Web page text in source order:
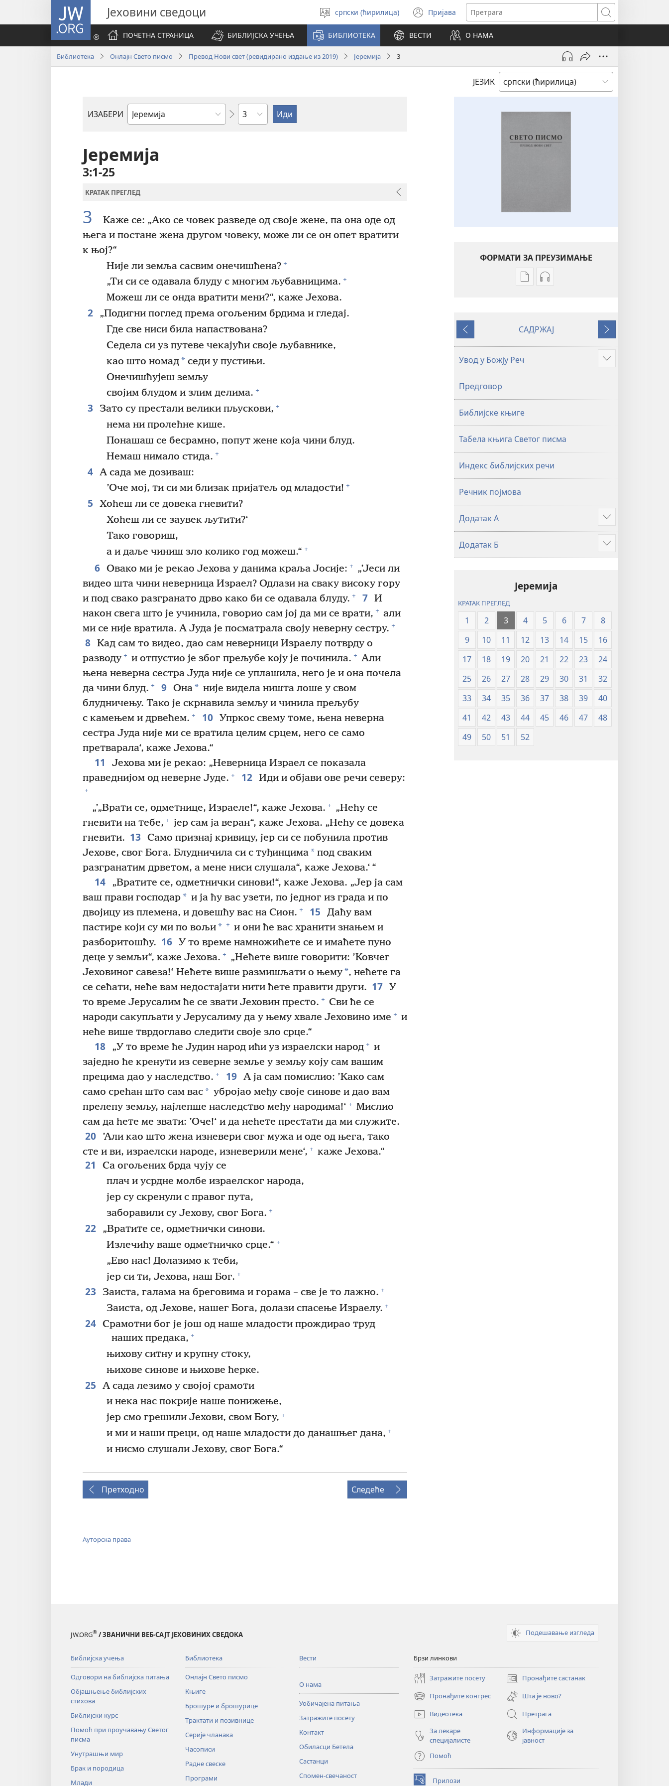
JW.ORG Јеховини сведоци
Изабери
језик
српски (ћирилица) Пријава
(отвара
нови
прозор)
Претрага
ПОЧЕТНА СТРАНИЦА
БИБЛИЈСКА УЧЕЊА БИБЛИОТЕКА ВЕСТИ О НАМА
Библиотека Онлајн Свето писмо Превод Нови свет (ревидирано издање из 2019) Јеремија 3
ЈЕЗИК
ИЗАБЕРИ
Библијска
Поглавље
Јеремија
3:1-25
КРАТАК ПРЕГЛЕД
3
Каже се: „Ако се човек разведе од своје жене, па она оде од
њега и постане жена другом човеку, може ли се он опет вратити
к њој?“
Није ли земља сасвим онечишћена? +
„Ти си се одавала блуду с многим љубавницима. +
Можеш ли се онда вратити мени?“, каже Јехова.
2
„Подигни поглед према огољеним брдима и гледај.
Где све ниси била напаствована?
Седела си уз путеве чекајући своје љубавнике,
као што номад* седи у пустињи.
Онечишћујеш земљу
својим блудом и злим делима. +
3 Зато су престали велики пљускови, +
нема ни пролећне кише.
Понашаш се бесрамно, попут жене која чини блуд.
Немаш нимало стида. +
4 А сада ме дозиваш:
’Оче мој, ти си ми близак пријатељ од младости! +
5
Хоћеш ли се довека гневити?
Хоћеш ли се заувек љутити?‘
Тако говориш,
а и даље чиниш зло колико год можеш.“ +
6 Овако ми је рекао Јехова у данима краља Јосије: + „’Јеси ли
видео шта чини неверница Израел? Одлази на сваку високу гору
и под свако разгранато дрво како би се одавала блуду. + 7 И
након свега што је учинила, говорио сам јој да ми се врати, + али
ми се није вратила. А Јуда је посматрала своју неверну сестру. +
8 Кад сам то видео, дао сам неверници Израелу потврду о
разводу + и отпустио је због прељубе коју је починила. + Али
њена неверна сестра Јуда није се уплашила, него је и она почела
да чини блуд. + 9 Она* није видела ништа лоше у свом
блудничењу. Тако је скрнавила земљу и чинила прељубу
с камењем и дрвећем. + 10 Упркос свему томе, њена неверна
сестра Јуда није ми се вратила целим срцем, него се само
претварала‘, каже Јехова.“
11
Јехова ми је рекао: „Неверница Израел се показала
праведнијом од неверне Јуде. + 12 Иди и објави ове речи северу:
+
„’„Врати се, одметнице, Израеле!“, каже Јехова. + „Нећу се
гневити на тебе, + јер сам ја веран“, каже Јехова. „Нећу се довека
гневити. 13
Само признај кривицу, јер си се побунила против
Јехове, свог Бога. Блудничила си с туђинцима* под сваким
разгранатим дрветом, а мене ниси слушала“, каже Јехова.‘ “
14
„Вратите се, одметнички синови!“, каже Јехова. „Јер ја сам
ваш прави господар* и ја ћу вас узети, по једног из града и по
двојицу из племена, и довешћу вас на Сион. + 15
Даћу вам
пастире који су ми по вољи* + и они ће вас хранити знањем и
разборитошћу. 16 У то време намножићете се и имаћете пуно
деце у земљи“, каже Јехова. + „Нећете више говорити: ’Ковчег
Јеховиног савеза!‘ Нећете више размишљати о њему*, нећете га
се сећати, неће вам недостајати нити ћете правити други. 17 У
то време Јерусалим ће се звати Јеховин престо. + Сви ће се
народи сакупљати у Јерусалиму да у њему хвале Јеховино име + и
неће више тврдоглаво следити своје зло срце.“
18 „У то време ће Јудин народ ићи уз израелски народ + и
заједно ће кренути из северне земље у земљу коју сам вашим
прецима дао у наследство. + 19 А ја сам помислио: ’Како сам
само срећан што сам вас* убројао међу своје синове и дао вам
прелепу земљу, најлепше наследство међу народима!‘ + Мислио
сам да ћете ме звати: ’Оче!‘ и да нећете престати да ми служите.
20
’Али као што жена изневери свог мужа и оде од њега, тако
сте и ви, израелски народе, изневерили мене‘, + каже Јехова.“
21
Са огољених брда чују се
плач и усрдне молбе израелског народа,
јер су скренули с правог пута,
заборавили су Јехову, свог Бога. +
22
„Вратите се, одметнички синови.
Излечићу ваше одметничко срце.“ +
„Ево нас! Долазимо к теби,
јер си ти, Јехова, наш Бог. +
23 Заиста, галама на бреговима и горама – све је то лажно. +
Заиста, од Јехове, нашег Бога, долази спасење Израелу. +
24 Срамотни бог је још од наше младости прождирао труд
наших предака, +
њихову ситну и крупну стоку,
њихове синове и њихове ћерке.
25
А сада лезимо у својој срамоти
и нека нас покрије наше понижење,
јер смо грешили Јехови, свом Богу, +
и ми и наши преци, од наше младости до данашњег дана, +
и нисмо слушали Јехову, свог Бога.“
Претходно Следеће
Ауторска права
ФОРМАТИ ЗА ПРЕУЗИМАЊЕ
Формати
публикација
свет
издање
из
2019)
Формати
садржаја
свет
издање
из
2019)
Претходно
САДРЖАЈ
Следеће
Увод у Божју Реч Више
Предговор
Библијске књиге
Табела књига Светог писма
Индекс библијских речи
Речник појмова
Додатак А Више
Додатак Б Више
Јеремија
КРАТАК ПРЕГЛЕД
1 2 3 4 5 6 7
8
9
10 11 12 13 14 15
16
17
18 19 20 21 22 23
24
25
26 27 28 29 30 31
32
33
34 35 36 37 38 39
40
41
42 43 44 45 46 47
48
49
50 51 52
JW.ORG® / ЗВАНИЧНИ ВЕБ-САЈТ ЈЕХОВИНИХ СВЕДОКА Подешавање изгледа
Библијска учења
Одговори на библијска питања
Објашњење библијских
стихова
Библијски курс
Помоћ при проучавању Светог
писма
Унутрашњи мир
Брак и породица
Млади
Библиотека
Онлајн Свето писмо
Књиге
Брошуре и брошурице
Трактати и позивнице
Серије чланака
Часописи
Радне свеске
Програми
Вести
О нама
Уобичајена питања
Затражите посету
Контакт
Обиласци Бетела
Састанци
Спомен-свечаност
Брзи линкови
Затражите посету Пронађите састанак
(отвара
нови
прозор)
Пронађите конгрес
(отвара
нови
прозор)
Шта је ново?
Видеотека
Претрага
За лекаре
специјалисте
Информације за
јавност
Помоћ
Прилози